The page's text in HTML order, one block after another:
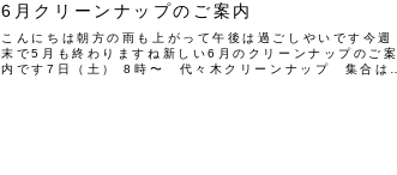
6月クリーンナップのご案内
こんにちは朝方の雨も上がって午後は過ごしやいです今週
末で5月も終わりますね新しい6月のクリーンナップのご案
内です7日（土） 8時〜 代々木クリーンナップ 集合は